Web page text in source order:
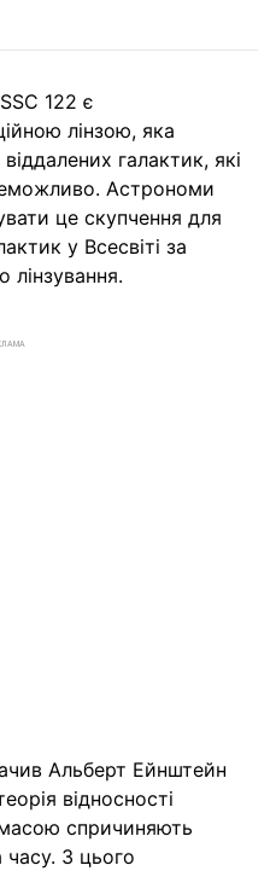
122 є
лінзою, яка
галактик, які
Астрономи
це скупчення для
у Всесвіті за
лінзування.
Альберт Ейнштейн
відносності
спричиняють
З цього